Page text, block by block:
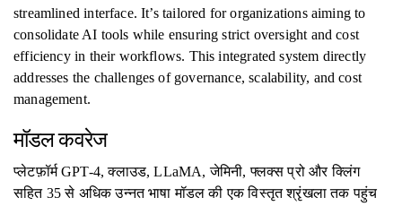
streamlined interface. It’s tailored for organizations aiming to
consolidate AI tools while ensuring strict oversight and cost
efficiency in their workflows. This integrated system directly
addresses the challenges of governance, scalability, and cost
management.
मॉडल कवरेज
प्लेटफ़ॉर्म GPT-4, क्लाउड, LLaMA, जेमिनी, फ्लक्स प्रो और क्लिंग
सहित 35 से अधिक उन्नत भाषा मॉडल की एक विस्तृत श्रृंखला तक पहुंच